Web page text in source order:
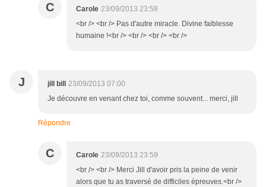
C Carole 23/09/2013 23:58
<br /> <br /> Pas d'autre miracle. Divine faiblesse
humaine !<br /> <br /> <br /> <br />
J jill bill
23/09/2013 07:00
Je découvre en venant chez toi, comme souvent... merci, jill
Répondre
C Carole 23/09/2013 23:59
<br /> <br /> Merci Jill d'avoir pris la peine de venir
alors que tu as traversé de difficiles épreuves.<br />